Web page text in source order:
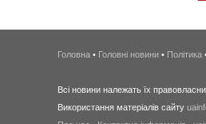
Головна • Головні новини • Політика
Всі новини належать їх
Використання матеріалів сайту